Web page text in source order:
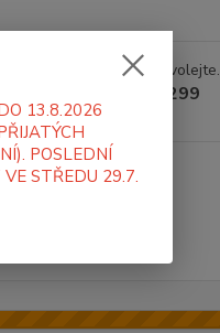
Nevíte si rady? Zavolejte.
+420 519 411 299
Po-Pá 7-16 hod
13.8.2026
POSLEDNÍ
STŘEDU 29.7.